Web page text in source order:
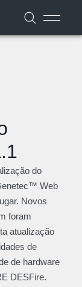
do
Web
Novos
foram
atualização
de
de hardware
DESFire.